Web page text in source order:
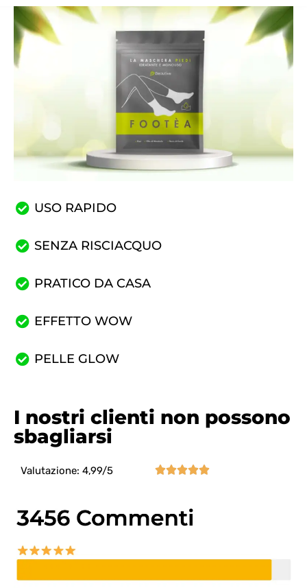
USO RAPIDO
SENZA RISCIACQUO
PRATICO DA CASA
EFFETTO WOW
PELLE GLOW
I nostri clienti non possono
sbagliarsi
Valutazione: 4,99/5 